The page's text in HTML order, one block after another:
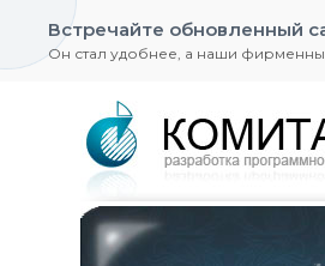
Встречайте обновленный
Он стал удобнее, а наши